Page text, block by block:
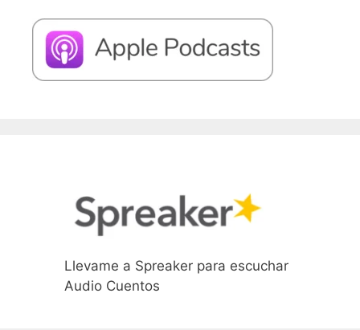
Llevame a Spreaker para escuchar
Audio Cuentos